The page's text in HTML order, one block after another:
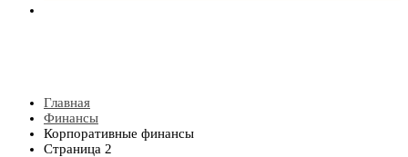
Главная
Финансы
Корпоративные финансы
Страница 2